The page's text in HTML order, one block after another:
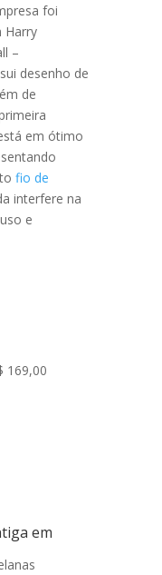
foi
Harry
–
desenho de
de
em ótimo
fio de
interfere na
e
169,00
em